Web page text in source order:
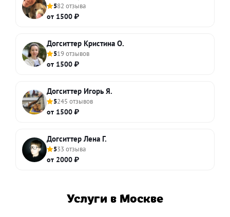
582 отзыва
от 1500 ₽
Догситтер Кристина О.
519 отзывов
от 1500 ₽
Догситтер Игорь Я.
5245 отзывов
от 1500 ₽
Догситтер Лена Г.
533 отзыва
от 2000 ₽
Услуги в Москве